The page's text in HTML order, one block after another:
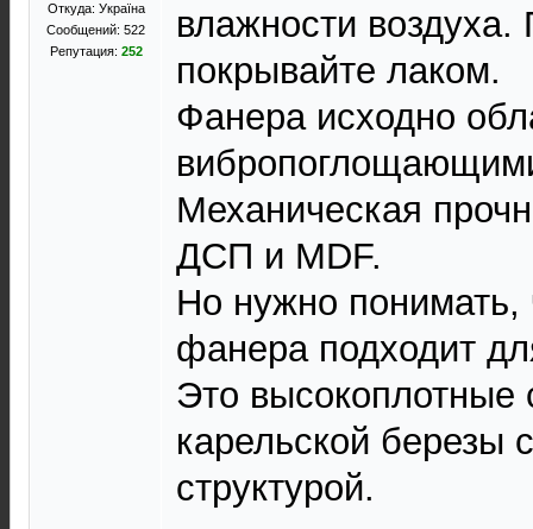
Откуда: Україна
Сообщений: 522
Репутация: 252
влажности воздуха.
покрывайте лаком.
Фанера исходно
Механическая
ДСП и MDF.
Но нужно понимать,
фанера подходит
Это высокоплотные
карельской березы
структурой.